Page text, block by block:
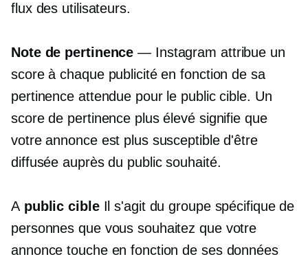
flux des utilisateurs.
Note de pertinence — Instagram attribue un
score à chaque publicité en fonction de sa
pertinence attendue pour le public cible. Un
score de pertinence plus élevé signifie que
votre annonce est plus susceptible d'être
diffusée auprès du public souhaité.
A public cibleIl s'agit du groupe spécifique de
personnes que vous souhaitez que votre
annonce touche en fonction de ses données